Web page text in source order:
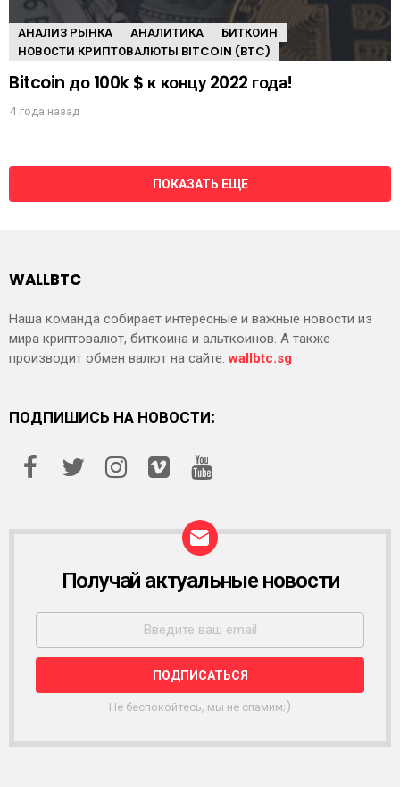
АНАЛИЗ РЫНКА АНАЛИТИКА
БИТКОИН
НОВОСТИ КРИПТОВАЛЮТЫ BITCOIN (BTC)
Bitcoin до 100k $ к концу 2022 года!
4 года назад
ПОКАЗАТЬ ЕЩЕ
WALLBTC
Наша команда собирает интересные и важные новости из
мира криптовалют, биткоина и альткоинов. А также
производит обмен валют на сайте:wallbtc.sg
ПОДПИШИСЬ НА НОВОСТИ:
С
Ы
Л
К
Получай актуальные новости
Не беспокойтесь, мы не спамим;)